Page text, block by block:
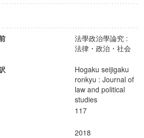
法學政治學論究 :
法律・政治・社会
Hogaku seijigaku
ronkyu : Journal of
law and political
studies
117
2018